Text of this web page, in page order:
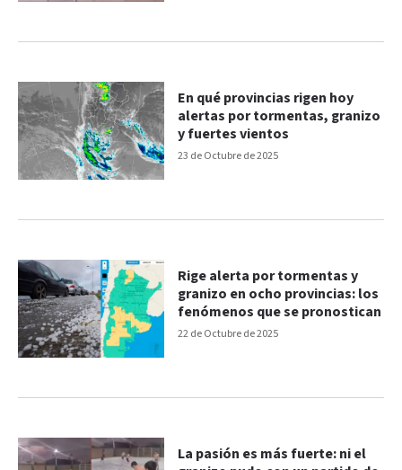
23 de Octubre de 2025
En qué provincias rigen hoy
alertas por tormentas, granizo
y fuertes vientos
22 de Octubre de 2025
Rige alerta por tormentas y
granizo en ocho provincias: los
fenómenos que se pronostican
La pasión es más fuerte: ni el